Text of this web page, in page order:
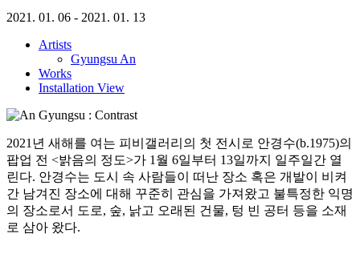
2021. 01. 06 - 2021. 01. 13
Artists
Gyungsu An
Works
Installation View
2021년 새해를 여는 피비갤러리의 첫 전시로 안경수(b.1975)의
팝업 전 <밝음의 정도>가 1월 6일부터 13일까지 일주일간 열
린다. 안경수는 도시 속 사람들이 떠난 장소 혹은 개발이 비켜
간 남겨진 장소에 대해 꾸준히 관심을 가져왔고 불특정한 익명
의 장소로서 도로, 숲, 낡고 오래된 건물, 텅 빈 공터 등을 소재
로 삼아 왔다.